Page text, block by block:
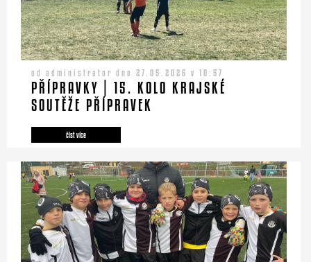
od administrator dne 27.05.2026 v 10:57
PŘÍPRAVKY | 15. KOLO KRAJSKÉ
SOUTĚŽE PŘÍPRAVEK
číst více